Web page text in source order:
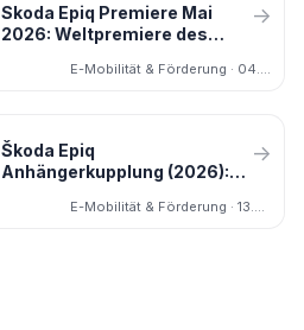
Skoda Epiq Premiere Mai
2026: Weltpremiere des
drei Antrieben und MEB+-
→
Škoda Epiq
Anhängerkupplung (2026):
was der Epiq wirklich zieht
→
E-Mobilität & Förderung · 13.05.2026